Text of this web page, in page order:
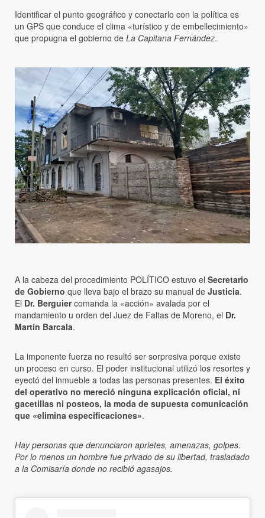
Identificar el punto geográfico y conectarlo con la política es
un GPS que conduce el clima «turístico y de embellecimiento»
que propugna el gobierno de La Capitana Fernández.
A la cabeza del procedimiento POLÍTICO estuvo el Secretario
de Gobierno que lleva bajo el brazo su manual de Justicia.
El Dr. Berguiercomanda la «acción» avalada por el
mandamiento u orden del Juez de Faltas de Moreno, el Dr.
Martín Barcala.
La imponente fuerza no resultó ser sorpresiva porque existe
un proceso en curso. El poder institucional utilizó los resortes y
eyectó del inmueble a todas las personas presentes. El éxito
del operativo no mereció ninguna explicación oficial, ni
gacetillas ni posteos, la moda de supuesta comunicación
que «elimina especificaciones».
Hay personas que denunciaron aprietes, amenazas, golpes.
Por lo menos un hombre fue privado de su libertad, trasladado
a la Comisaría donde no recibió agasajos.